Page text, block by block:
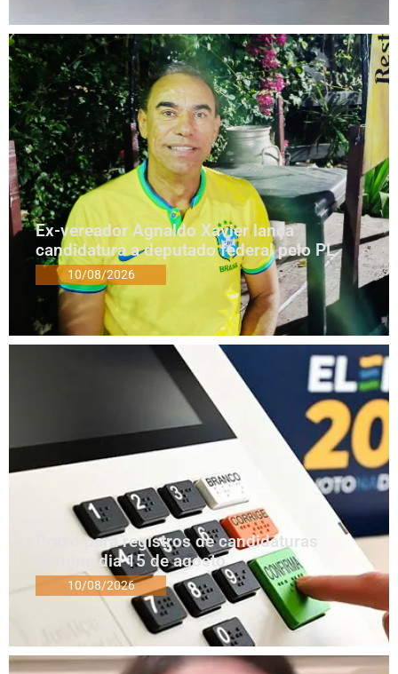
Ex-vereador Agnaldo Xavier lança
candidatura a deputado federal pelo PL
10/08/2026
Prazo para registros de candidaturas
termina dia 15 de agosto
10/08/2026